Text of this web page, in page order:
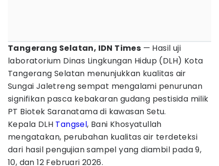
Tangerang Selatan, IDN Times — Hasil uji
laboratorium Dinas Lingkungan Hidup (DLH) Kota
Tangerang Selatan menunjukkan kualitas air
Sungai Jaletreng sempat mengalami penurunan
signifikan pasca kebakaran gudang pestisida milik
PT Biotek Saranatama di kawasan Setu.
Kepala DLH Tangsel, Bani Khosyatullah
mengatakan, perubahan kualitas air terdeteksi
dari hasil pengujian sampel yang diambil pada 9,
10, dan 12 Februari 2026.